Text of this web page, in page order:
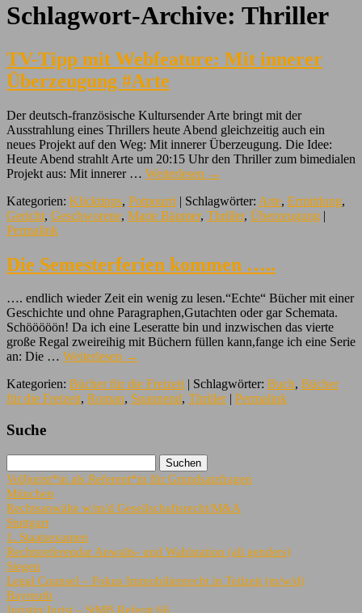
Schlagwort-Archive: Thriller
TV-Tipp mit Webfeature: Mit innerer
Überzeugung #Arte
Der deutsch-französische Kultursender Arte bringt mit der
Ausstrahlung eines Thrillers heute Abend gleichzeitig auch ein
neues Projekt auf den Weg: Mit innerer Überzeugung. Die Idee:
Heute Abend strahlt Arte um 20:15 Uhr den Thriller zum bimedialen
Projekt aus: Mit innerer … Weiterlesen →
Kategorien: Klicktipps, Potpourri | Schlagwörter: Arte, Ermittlung,
Gericht, Geschworene, Marie Bäumer, Thriller, Überzeugung |
Permalink
Die Semesterferien kommen …..
…. endlich wieder Zeit ein wenig zu lesen.“Echte“ Bücher mit einer
Geschichte und ohne Paragraphen,Gutachten oder gar Schemata.
Schööööön! Da ich eine Leseratte bin und inzwischen das vierte
große Regal zweireihig mit Büchern füllen kann,fange ich eine Serie
an: Die … Weiterlesen →
Kategorien: Bücher für die Freizeit| Schlagwörter: Buch, Bücher
für die Freizeit, Roman, Spannend, Thriller| Permalink
Suche
Volljurist*in als Referent*in für Grundsatzfragen
München
Rechtsanwälte w/m/d Gesellschaftsrecht/M&A
Stuttgart
1. Staatsexamen
Rechtsreferendar Anwalts- und Wahlstation (all genders)
Siegen
Legal Counsel – Fokus Immobilienrecht in Teilzeit (m/w/d)
Bayreuth
Juristin/Jurist – StMB Referat 66